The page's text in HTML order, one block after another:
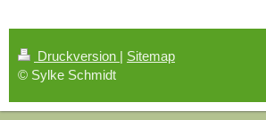
Druckversion | Sitemap
© Sylke Schmidt